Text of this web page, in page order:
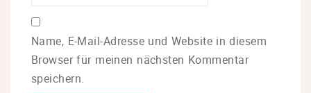
Name, E-Mail-Adresse und Website in diesem
Browser für meinen nächsten Kommentar
speichern.